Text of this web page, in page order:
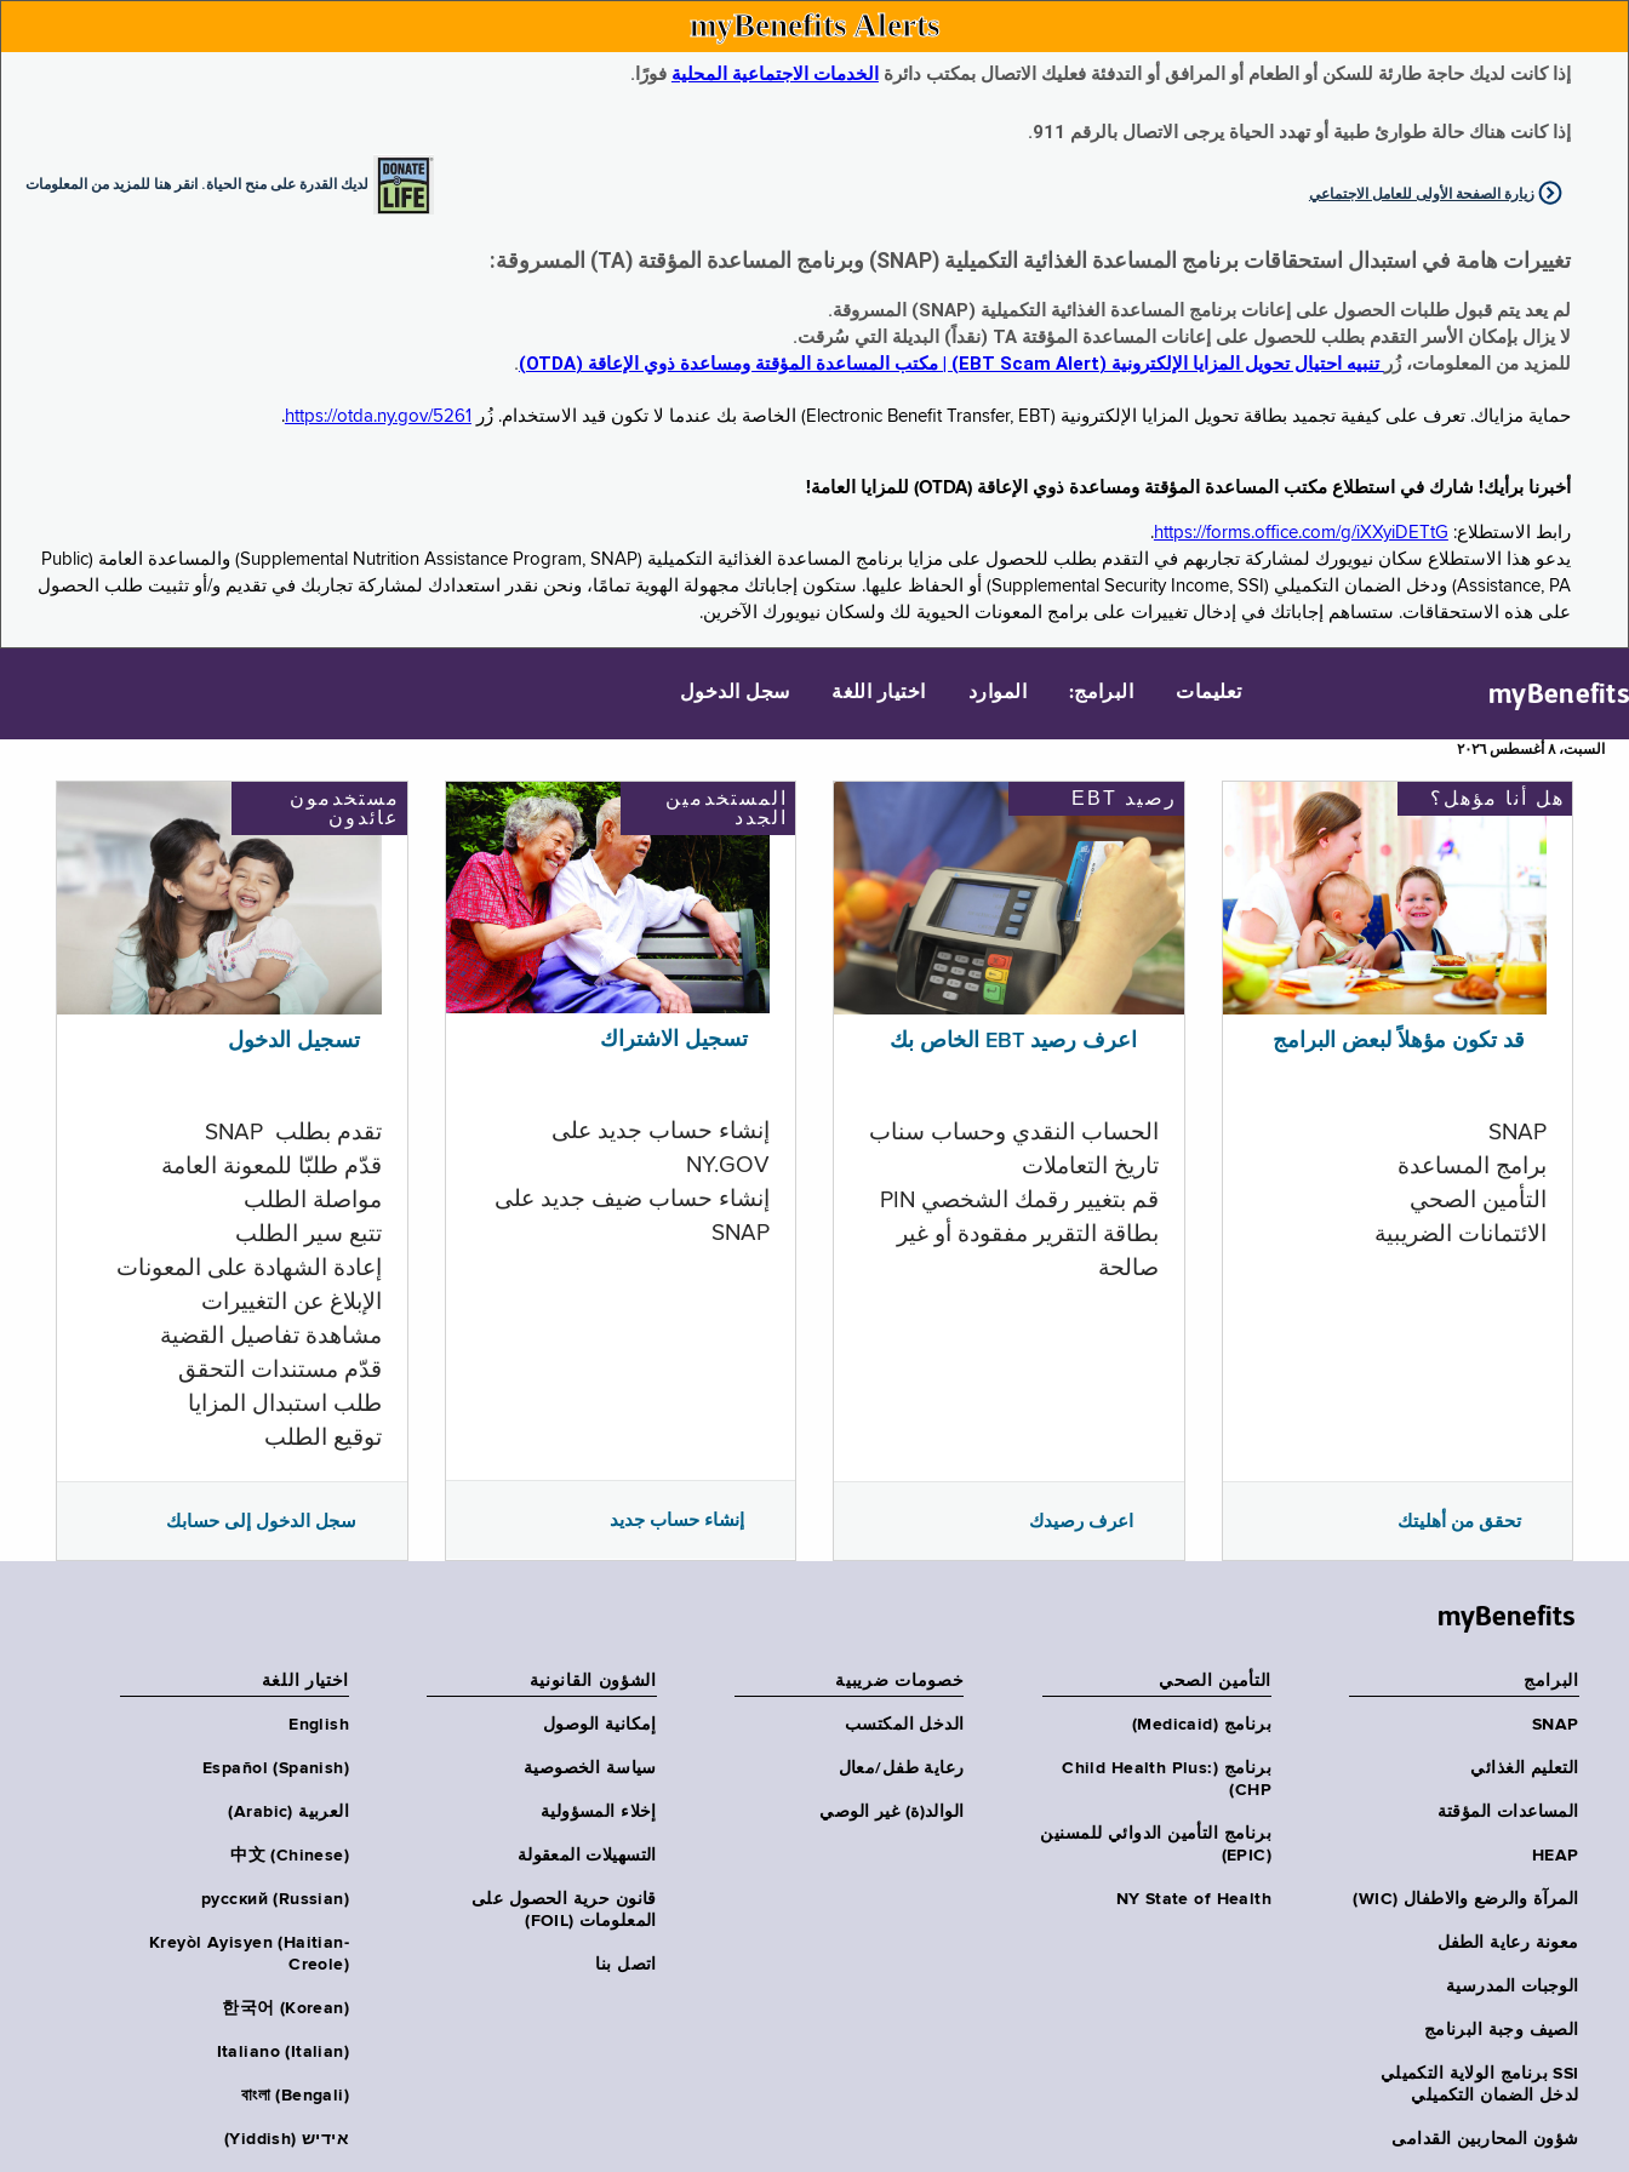
myBenefits Alerts
إذا كانت لديك حاجة طارئة للسكن أو الطعام أو المرافق أو التدفئة فعليك الاتصال بمكتب دائرة الخدمات الاجتماعية المحلية فورًا.
إذا كانت هناك حالة طوارئ طبية أو تهدد الحياة يرجى الاتصال بالرقم 911.
لديك القدرة على منح الحياة. انقر هنا للمزيد من المعلومات
زيارة الصفحة الأولى للعامل الاجتماعي
تغييرات هامة في استبدال استحقاقات برنامج المساعدة الغذائية التكميلية (SNAP) وبرنامج المساعدة المؤقتة (TA) المسروقة:
لم يعد يتم قبول طلبات الحصول على إعانات برنامج المساعدة الغذائية التكميلية (SNAP) المسروقة.
لا يزال بإمكان الأسر التقدم بطلب للحصول على إعانات المساعدة المؤقتة TA (نقداً) البديلة التي سُرقت.
للمزيد من المعلومات، زُر تنبيه احتيال تحويل المزايا الإلكترونية (EBT Scam Alert) | مكتب المساعدة المؤقتة ومساعدة ذوي الإعاقة (OTDA) .
حماية مزاياك. تعرف على كيفية تجميد بطاقة تحويل المزايا الإلكترونية (Electronic Benefit Transfer, EBT) الخاصة بك عندما لا تكون قيد الاستخدام. زُر https://otda.ny.gov/5261
.
أخبرنا برأيك! شارك في استطلاع مكتب المساعدة المؤقتة ومساعدة ذوي الإعاقة (OTDA) للمزايا العامة!
رابط الاستطلاع: https://forms.office.com/g/iXXyiDETtG
.
يدعو هذا الاستطلاع سكان نيويورك لمشاركة تجاربهم في التقدم بطلب للحصول على مزايا برنامج المساعدة الغذائية التكميلية (Supplemental Nutrition Assistance Program, SNAP) والمساعدة العامة (Public
Assistance, PA) ودخل الضمان التكميلي (Supplemental Security Income, SSI) أو الحفاظ عليها. ستكون إجاباتك مجهولة الهوية تمامًا، ونحن نقدر استعدادك لمشاركة تجاربك في تقديم و/أو تثبيت طلب الحصول
على هذه الاستحقاقات. ستساهم إجاباتك في إدخال تغييرات على برامج المعونات الحيوية لك ولسكان نيويورك الآخرين.
myBenefits تعليمات البرامج: الموارد اختيار اللغة سجل الدخول
السبت، ٨ أغسطس ٢٠٢٦
مستخدمون
عائدون
تسجيل الدخول
تقدم بطلب SNAP
قدّم طلبّا للمعونة العامة
مواصلة الطلب
تتبع سير الطلب
إعادة الشهادة على المعونات
الإبلاغ عن التغييرات
مشاهدة تفاصيل القضية
قدّم مستندات التحقق
طلب استبدال المزايا
توقيع الطلب
سجل الدخول إلى حسابك
المستخدمين
الجدد
تسجيل الاشتراك
إنشاء حساب جديد على
NY.GOV
إنشاء حساب ضيف جديد على
SNAP
إنشاء حساب جديد
رصيد EBT
اعرف رصيد EBT الخاص بك
الحساب النقدي وحساب سناب
تاريخ التعاملات
قم بتغيير رقمك الشخصي PIN
بطاقة التقرير مفقودة أو غير
صالحة
اعرف رصيدك
هل أنا مؤهل؟
قد تكون مؤهلاً لبعض البرامج
SNAP
برامج المساعدة
التأمين الصحي
الائتمانات الضريبية
تحقق من أهليتك
myBenefits
البرامج
SNAP
التعليم الغذائي
المساعدات المؤقتة
HEAP
المرآة والرضع والاطفال (WIC)
معونة رعاية الطفل
الوجبات المدرسية
الصيف وجبة البرنامج
SSI برنامج الولاية التكميلي
لدخل الضمان التكميلي
شؤون المحاربين القدامى
التأمين الصحي
برنامج (Medicaid)
برنامج (Child Health Plus:
CHP)
برنامج التأمين الدوائي للمسنين
(EPIC)
NY State of Health
خصومات ضريبية
الدخل المكتسب
رعاية طفل/معال
الوالد(ة) غير الوصي
الشؤون القانونية
إمكانية الوصول
سياسة الخصوصية
إخلاء المسؤولية
التسهيلات المعقولة
قانون حرية الحصول على
المعلومات (FOIL)
اتصل بنا
اختيار اللغة
English
Español (Spanish)
العربية (Arabic)
中文 (Chinese)
русский (Russian)
Kreyòl Ayisyen (Haitian-
Creole)
한국어 (Korean)
Italiano (Italian)
বাংলা (Bengali)
אידיש (Yiddish)